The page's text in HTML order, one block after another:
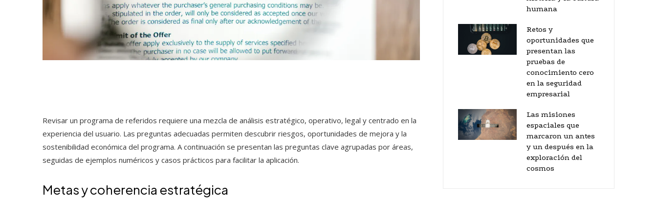
Revisar un programa de referidos requiere una mezcla de análisis estratégico, operativo, legal y centrado en la
experiencia del usuario. Las preguntas adecuadas permiten descubrir riesgos, oportunidades de mejora y la
sostenibilidad económica del programa. A continuación se presentan las preguntas clave agrupadas por áreas,
seguidas de ejemplos numéricos y casos prácticos para facilitar la aplicación.
Metas y coherencia estratégica
humana
Retos y
oportunidades que
presentan las
pruebas de
conocimiento cero
en la seguridad
empresarial
Las misiones
espaciales que
marcaron un antes
y un después en la
exploración del
cosmos